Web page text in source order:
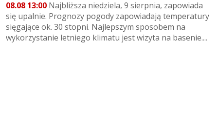
08.08 13:00 Najbliższa niedziela, 9 sierpnia, zapowiada
się upalnie. Prognozy pogody zapowiadają temperatury
sięgające ok. 30 stopni. Najlepszym sposobem na
wykorzystanie letniego klimatu jest wizyta na basenie....